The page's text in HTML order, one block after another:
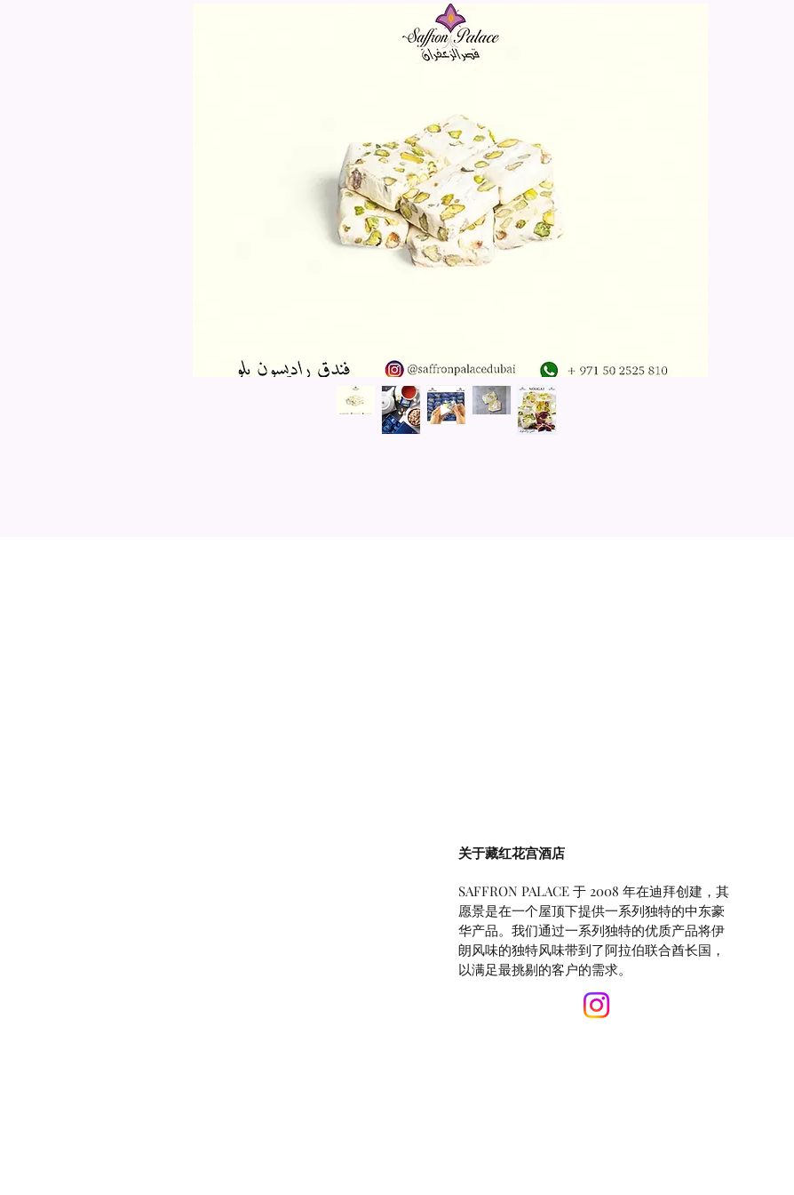
关于藏红花宫酒店
SAFFRON PALACE 于 2008 年在迪拜创建，其
愿景是在一个屋顶下提供一系列独特的中东豪
华产品。我们通过一系列独特的优质产品将伊
朗风味的独特风味带到了阿拉伯联合酋长国，
以满足最挑剔的客户的需求。